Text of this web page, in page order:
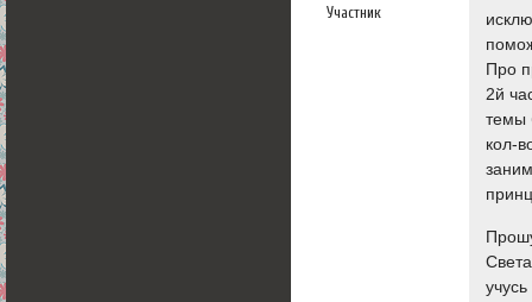
Участник
Про
2й
темы
кол-